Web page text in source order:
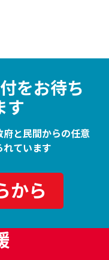
をお待ち
す
府と民間からの任意
れています
から